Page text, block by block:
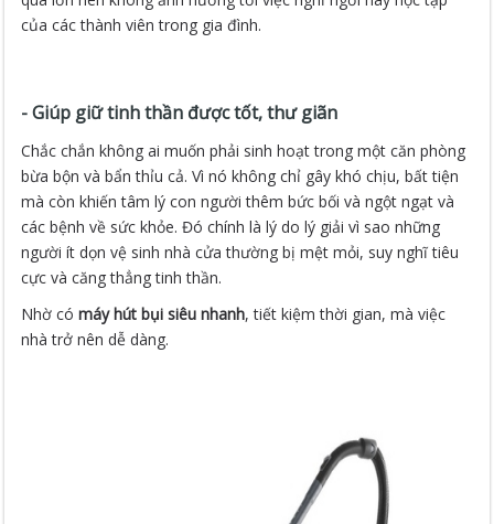
của các thành viên trong gia đình.
- Giúp giữ tinh thần được tốt, thư giãn
Chắc chắn không ai muốn phải sinh hoạt trong một căn phòng
bừa bộn và bẩn thỉu cả. Vì nó không chỉ gây khó chịu, bất tiện
mà còn khiến tâm lý con người thêm bức bối và ngột ngạt và
các bệnh về sức khỏe. Đó chính là lý do lý giải vì sao những
người ít dọn vệ sinh nhà cửa thường bị mệt mỏi, suy nghĩ tiêu
cực và căng thẳng tinh thần.
Nhờ có máy hút bụi siêu nhanh, tiết kiệm thời gian, mà việc
nhà trở nên dễ dàng.